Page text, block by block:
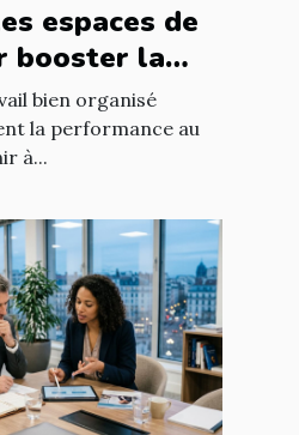
espaces de
booster la
bien organisé
la performance au
à...